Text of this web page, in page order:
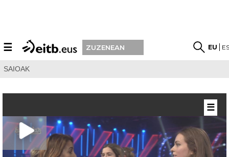
☰ ZUZENEAN EU
SAIOAK
☰